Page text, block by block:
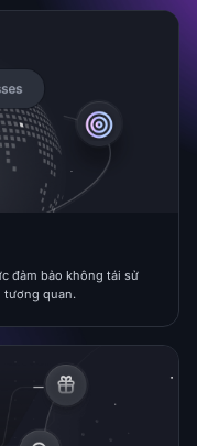
đảm bảo không tái sử
tương quan.